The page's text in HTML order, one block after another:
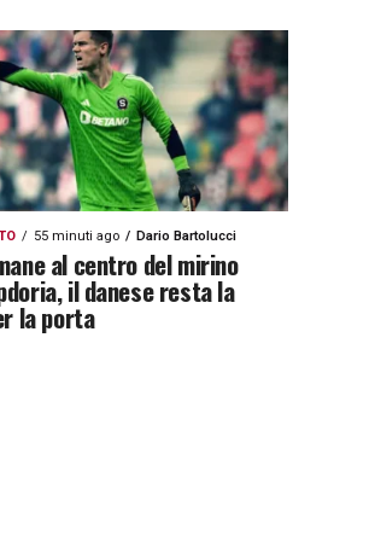
55 minuti ago Dario Bartolucci
al centro del mirino
il danese resta la
la porta